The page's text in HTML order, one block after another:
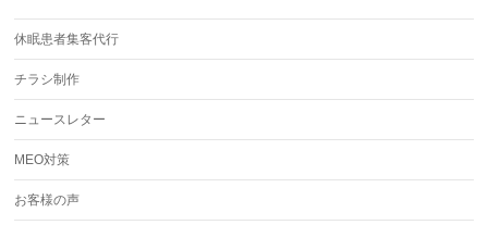
休眠患者集客代行
チラシ制作
ニュースレター
MEO対策
お客様の声